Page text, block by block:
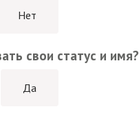
Нет
свои статус и имя?
Да